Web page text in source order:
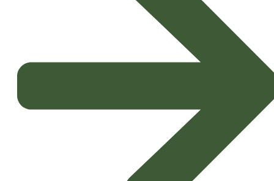
Doutorando na mesma plataforma. Os investigadores partilharam a missão e
as principais linhas de investigação do centro, dando especial ênfase ao
novos biopesticidas com elevado potencial de
Inovação e Bioeconomia Circular
O foco da apresentação esteve na exploração dos subprodutos da vinicultura,
transformando resíduos em soluções de alto valor acrescentado para a
Os compostos em estudo demonstraram
propriedades promissoras, sendo capazes de
inibir microrganismos
causadores de doenças nas culturas
e de exercer um eficaz